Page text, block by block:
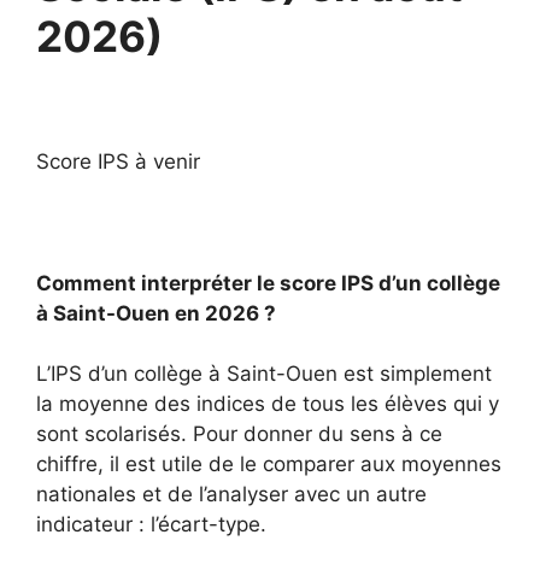
2026)
Score IPS à venir
Comment interpréter le score IPS d’un collège
à Saint-Ouen en 2026 ?
L’IPS d’un collège à Saint-Ouen est simplement
la moyenne des indices de tous les élèves qui y
sont scolarisés. Pour donner du sens à ce
chiffre, il est utile de le comparer aux moyennes
nationales et de l’analyser avec un autre
indicateur : l’écart-type.